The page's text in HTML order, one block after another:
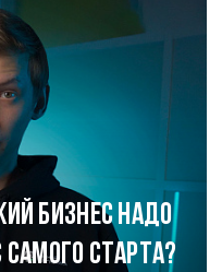
бизнес надо
старта?